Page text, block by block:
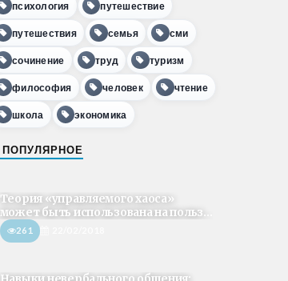
психология путешествие
путешествия семья сми
сочинение труд туризм
философия человек чтение
школа экономика
ПОПУЛЯРНОЕ
Теория «управляемого хаоса»
может быть использована на польз...
261